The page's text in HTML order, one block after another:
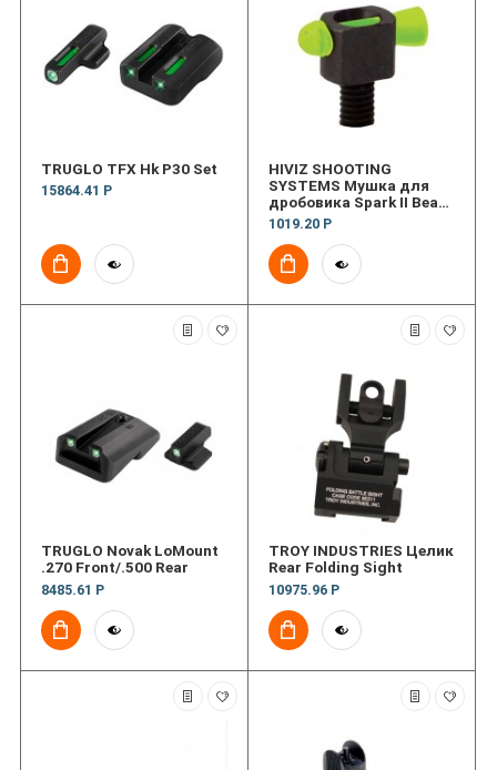
TRUGLO TFX Hk P30 Set
15864.41 Р
HIVIZ SHOOTING
SYSTEMS Мушка для
дробовика Spark II Bead
Replacement Front Sight
1019.20 Р
TRUGLO Novak LoMount
.270 Front/.500 Rear
8485.61 Р
TROY INDUSTRIES Целик
Rear Folding Sight
10975.96 Р